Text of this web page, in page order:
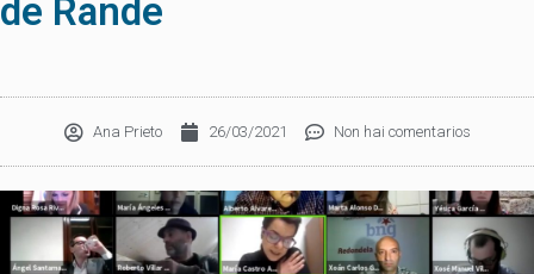
de Rande
Ana Prieto 26/03/2021 Non hai comentarios